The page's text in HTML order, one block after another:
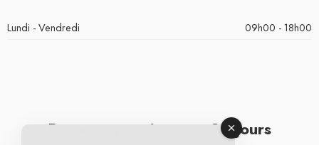
Lundi - Vendredi 09h00 - 18h00
Retours gratuits sous 30 jours